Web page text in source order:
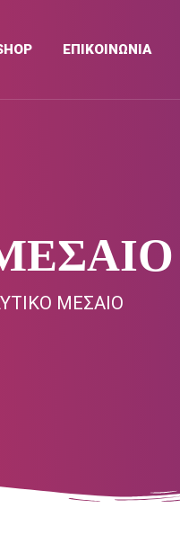
ΕΠΙΚΟΙΝΩΝΙΑ
ΜΕΣΑΙΟ